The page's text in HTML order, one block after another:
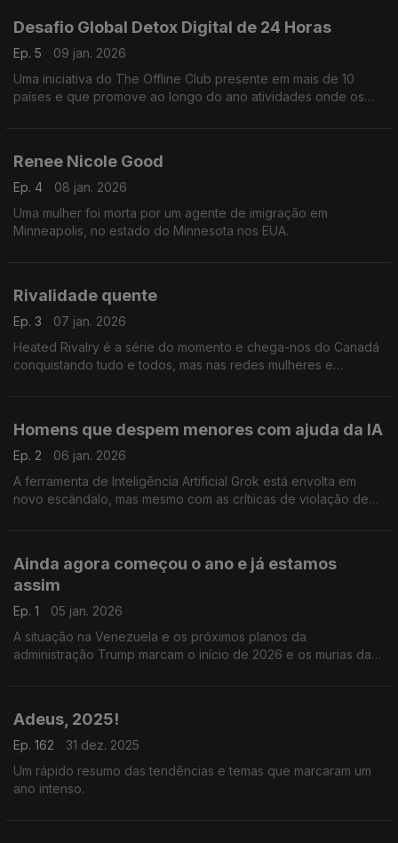
Desafio Global Detox Digital de 24 Horas
Ep. 5
09 jan. 2026
Uma iniciativa do The Offline Club presente em mais de 10
países e que promove ao longo do ano atividades onde os
Renee Nicole Good
Ep. 4
08 jan. 2026
Uma mulher foi morta por um agente de imigração em
Minneapolis, no estado do Minnesota nos EUA.
Rivalidade quente
Ep. 3
07 jan. 2026
Heated Rivalry é a série do momento e chega-nos do Canadá
conquistando tudo e todos, mas nas redes mulheres e
Homens que despem menores com ajuda da IA
Ep. 2
06 jan. 2026
A ferramenta de Inteligência Artificial Grok está envolta em
novo escândalo, mas mesmo com as crítiicas de violação de
Ainda agora começou o ano e já estamos
assim
Ep. 1
05 jan. 2026
A situação na Venezuela e os próximos planos da
administração Trump marcam o início de 2026 e os murias das
Adeus, 2025!
Ep. 162
31 dez. 2025
Um rápido resumo das tendências e temas que marcaram um
ano intenso.